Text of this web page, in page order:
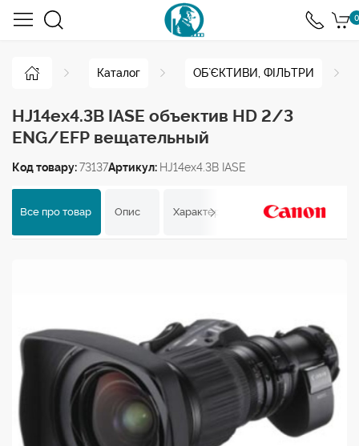
0
Каталог ОБ`ЄКТИВИ, ФІЛЬТРИ
HJ14ex4.3B IASE объектив HD 2/3
ENG/EFP вещательный
Код товару:73137Артикул: HJ14ex4.3B IASE
Все про товар Опис Характеристики Відгуки